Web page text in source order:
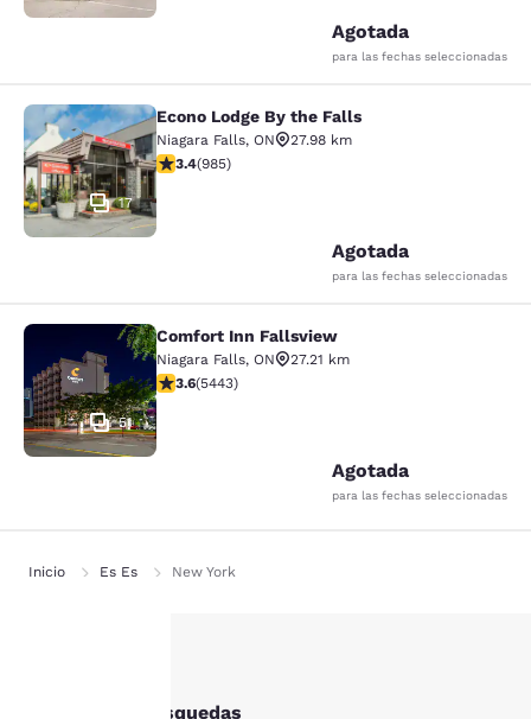
Agotada
para las fechas seleccionadas
Econo Lodge By the Falls
17
Econo Lodge By the Falls
Niagara Falls, ON
27.98 km
Calificación de 3.37 estrellas. Bueno. 985 reseñas
3.4(985)
Agotada
para las fechas seleccionadas
Comfort Inn Fallsview
51
Comfort Inn Fallsview
Niagara Falls, ON
27.21 km
Calificación de 3.63 estrellas. Bueno. 5443 reseñas
3.6(5443)
Agotada
para las fechas seleccionadas
Inicio Es Es New York
Otras Búfalo búsquedas